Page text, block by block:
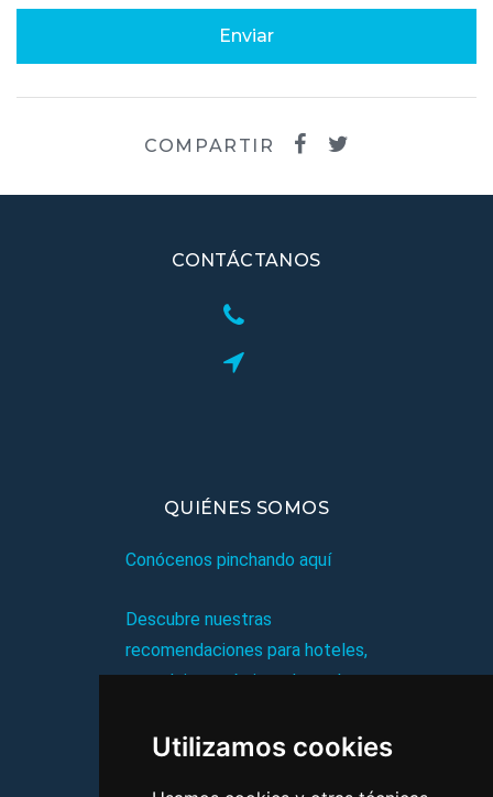
Utilizamos cookies
Enviar
COMPARTIR
CONTÁCTANOS
QUIÉNES SOMOS
Conócenos pinchando aquí
Descubre nuestras
recomendaciones para hoteles,
complejos turísticos, hostales,
viajes, y mucho más!